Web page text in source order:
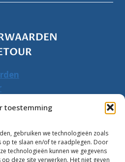
toestemming
gebruiken we technologieën zoals
te slaan en/of te raadplegen. Door
technologieën kunnen we gegevens
deze site verwerken. Het niet geven
Zoeken